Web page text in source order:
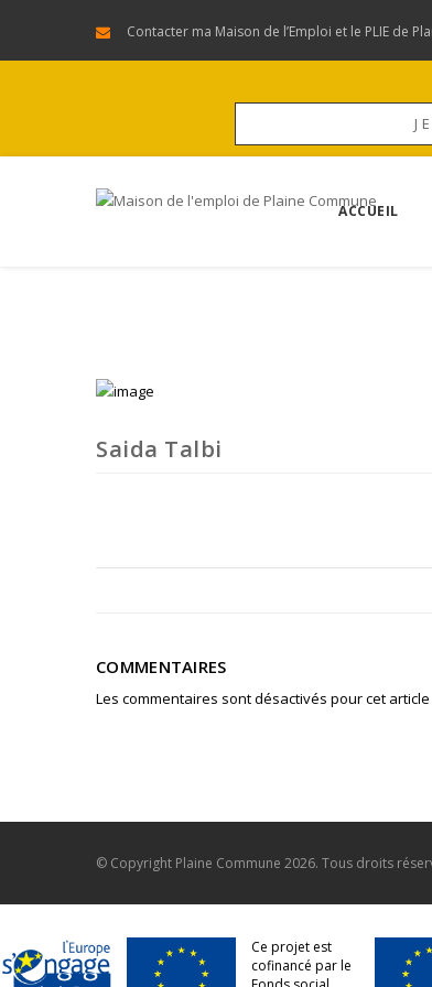
Contacter ma Maison de l’Emploi et le PLIE de
ACCUEIL
Saida Talbi
COMMENTAIRES
Les commentaires sont désactivés pour cet article
© Copyright Plaine Commune 2026. Tous droits
Ce projet est
cofinancé par le